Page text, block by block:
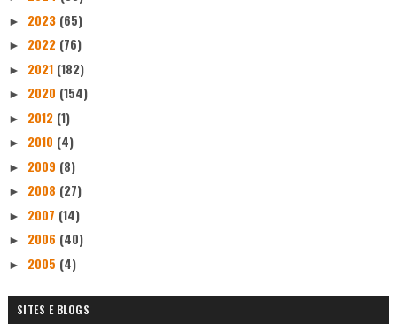
► 2023 (65)
► 2022 (76)
► 2021 (182)
► 2020 (154)
► 2012 (1)
► 2010 (4)
► 2009 (8)
► 2008 (27)
► 2007 (14)
► 2006 (40)
► 2005 (4)
SITES E BLOGS